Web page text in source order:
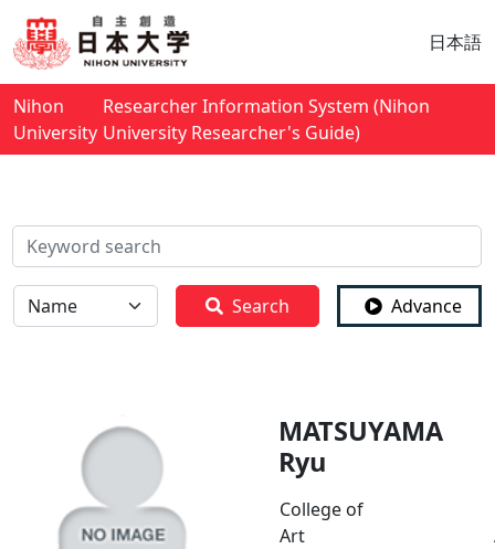
日本語
Nihon
University
Researcher Information System (Nihon
University Researcher's Guide)
検索
全体 Search Advance
MATSUYAMA
Ryu
College of
Art